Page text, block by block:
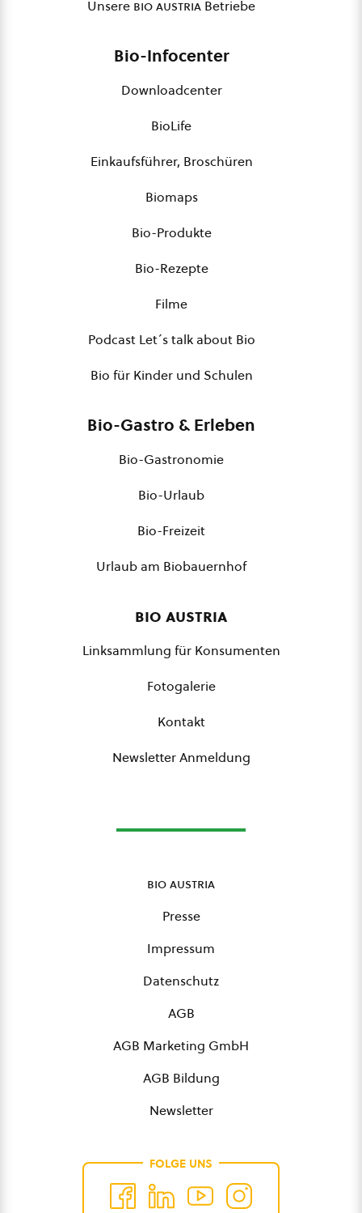
Unsere bio austria Betriebe
Bio-Infocenter
Downloadcenter
BioLife
Einkaufsführer, Broschüren
Biomaps
Bio-Produkte
Bio-Rezepte
Filme
Podcast Let´s talk about Bio
Bio für Kinder und Schulen
Bio-Gastro & Erleben
Bio-Gastronomie
Bio-Urlaub
Bio-Freizeit
Urlaub am Biobauernhof
bio austria
Linksammlung für Konsumenten
Fotogalerie
Kontakt
Newsletter Anmeldung
bio austria
Presse
Impressum
Datenschutz
AGB
AGB Marketing GmbH
AGB Bildung
Newsletter
FOLGE UNS